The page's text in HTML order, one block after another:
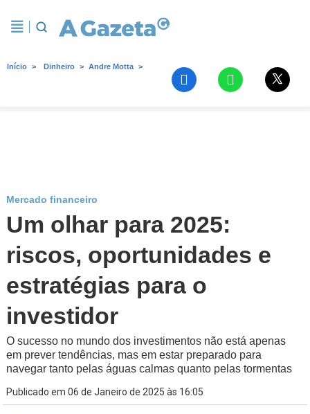
Início Dinheiro Andre Motta
Mercado financeiro
Um olhar para 2025:
riscos, oportunidades e
estratégias para o
investidor
O sucesso no mundo dos investimentos não está apenas
em prever tendências, mas em estar preparado para
navegar tanto pelas águas calmas quanto pelas tormentas
Publicado em 06 de Janeiro de 2025 às 16:05